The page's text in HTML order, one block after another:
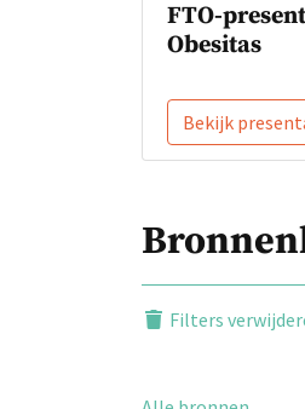
FTO-
Obesitas
Bekijk
Filters